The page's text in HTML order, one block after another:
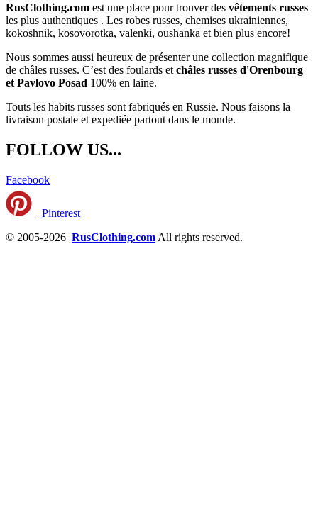
RusClothing.com est une place pour trouver des vêtements russes
les plus authentiques . Les robes russes, chemises ukrainiennes,
kokoshnik, kosovorotka, valenki, oushanka et bien plus encore!
Nous sommes aussi heureux de présenter une collection magnifique
de châles russes. C’est des foulards et châles russes d'Orenbourg
et Pavlovo Posad 100% en laine.
Touts les habits russes sont fabriqués en Russie. Nous faisons la
livraison postale et expediée partout dans le monde.
FOLLOW US...
Facebook
Pinterest
© 2005-2026 RusClothing.com All rights reserved.